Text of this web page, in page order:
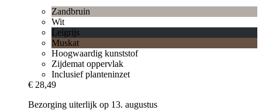
Zandbruin
Wit
Leigrijs
Muskat
Hoogwaardig kunststof
Zijdemat oppervlak
Inclusief planteninzet
€ 28,49
Bezorging uiterlijk op 13. augustus